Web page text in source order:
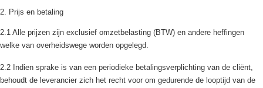
2. Prijs en betaling
2.1 Alle prijzen zijn exclusief omzetbelasting (BTW) en andere heffingen
welke van overheidswege worden opgelegd.
2.2 Indien sprake is van een periodieke betalingsverplichting van de cliënt,
behoudt de leverancier zich het recht voor om gedurende de looptijd van de